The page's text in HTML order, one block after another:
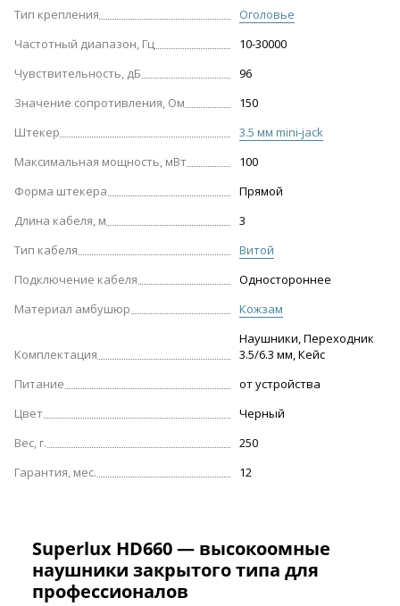
Тип крепления
Оголовье
Частотный диапазон, Гц
10-30000
Чувствительность, дБ
96
Значение сопротивления, Ом
150
Штекер
3.5 мм mini-jack
Максимальная мощность, мВт
100
Форма штекера
Прямой
Длина кабеля, м
3
Тип кабеля
Витой
Подключение кабеля
Одностороннее
Материал амбушюр
Кожзам
Комплектация
Наушники, Переходник
3.5/6.3 мм, Кейс
Питание
от устройства
Цвет
Черный
Вес, г.
250
Гарантия, мес.
12
Superlux HD660 — высокоомные
наушники закрытого типа для
профессионалов